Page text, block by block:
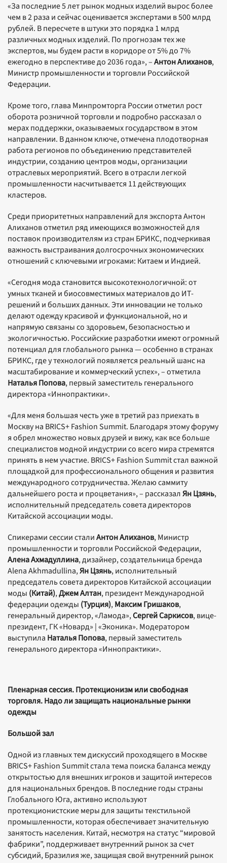
«За последние 5 лет рынок модных изделий вырос более
чем в 2 раза и сейчас оценивается экспертами в 500 млрд
рублей. В пересчете в штуки это порядка 1 млрд
различных модных изделий. По прогнозам тех же
экспертов, мы будем расти в коридоре от 5% до 7%
ежегодно в перспективе до 2036 года», –Антон Алиханов,
Министр промышленности и торговли Российской
Федерации.
Кроме того, глава Минпромторга России отметил рост
оборота розничной торговли и подробно рассказал о
мерах поддержки, оказываемых государством в этом
направлении. В данном ключе, отмечена плодотворная
работа регионов по объединению представителей
индустрии, созданию центров моды, организации
отраслевых мероприятий. Всего в отрасли легкой
промышленности насчитывается 11 действующих
кластеров.
Среди приоритетных направлений для экспорта Антон
Алиханов отметил ряд имеющихся возможностей для
поставок производителям из стран БРИКС, подчеркивая
важность выстраивания долгосрочных экономических
отношений с ключевыми игроками: Китаем и Индией.
«Сегодня мода становится высокотехнологичной: от
умных тканей и биосовместимых материалов до ИТ-
решений и больших данных. Эти инновации не только
делают одежду красивой и функциональной, но и
напрямую связаны со здоровьем, безопасностью и
экологичностью. Российские разработки имеют огромный
потенциал для глобального рынка — особенно в странах
БРИКС, где у технологий появляется реальный шанс на
масштабирование и коммерческий успех», – отметила
Наталья Попова, первый заместитель генерального
директора «Иннопрактики».
«Для меня большая честь уже в третий раз приехать в
Москву на BRICS+ Fashion Summit. Благодаря этому форуму
я обрел множество новых друзей и вижу, как все больше
специалистов модной индустрии со всего мира стремятся
принять в нем участие. BRICS+ Fashion Summit стал важной
площадкой для профессионального общения и развития
международного сотрудничества. Желаю саммиту
дальнейшего роста и процветания», – рассказалЯн Цзянь,
исполнительный председатель совета директоров
Китайской ассоциации моды.
Спикерами сессии сталиАнтон Алиханов, Министр
промышленности и торговли Российской Федерации,
Алена Ахмадуллина, дизайнер, создательница бренда
Alena Akhmadullina,Ян Цзянь, исполнительный
председатель совета директоров Китайской ассоциации
моды (Китай),Джем Алтан, президент Международной
федерации одежды (Турция),Максим Гришаков,
генеральный директор, «Ламода»,Сергей Саркисов, вице-
президент, ГК «Новард» | «Эконика». Модератором
выступила Наталья Попова, первый заместитель
генерального директора «Иннопрактики».
Пленарная сессия. Протекционизм или свободная
торговля. Надо ли защищать национальные рынки
одежды
Большой зал
Одной из главных тем дискуссий проходящего в Москве
BRICS+ Fashion Summit стала тема поиска баланса между
открытостью для внешних игроков и защитой интересов
для национальных брендов. В последние годы страны
Глобального Юга, активно используют
протекционистские меры для защиты текстильной
промышленности, которая обеспечивает значительную
занятость населения. Китай, несмотря на статус “мировой
фабрики”, поддерживает внутренний рынок за счет
субсидий, Бразилия же, защищая свой внутренний рынок